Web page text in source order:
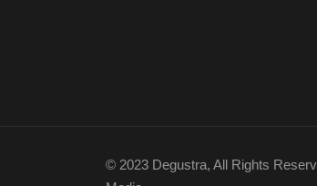
© 2023 Degustra, All Rights